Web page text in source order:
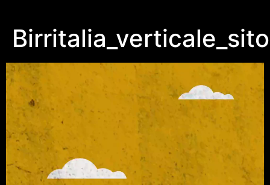
Birritalia_verticale_sito
Video
Player